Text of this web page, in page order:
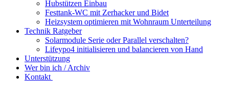
Hubstützen Einbau
Festtank-WC mit Zerhacker und Bidet
Heizsystem optimieren mit Wohnraum Unterteilung
Technik Ratgeber
Solarmodule Serie oder Parallel verschalten?
Lifeypo4 initialisieren und balancieren von Hand
Unterstützung
Wer bin ich / Archiv
Kontakt